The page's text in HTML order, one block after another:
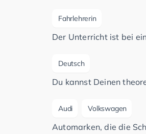
Fahrlehrerin
Der Unterricht ist bei
Deutsch
Du kannst Deinen
Audi Volkswagen
Automarken, die die